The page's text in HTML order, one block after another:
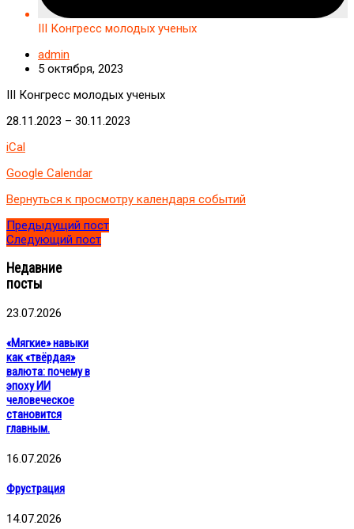
III Конгресс молодых ученых
admin
5 октября, 2023
III Конгресс молодых ученых
28.11.2023 – 30.11.2023
iCal
Google Calendar
Вернуться к просмотру календаря событий
Предыдущий пост
Следующий пост
Недавние
посты
23.07.2026
«Мягкие» навыки
как «твёрдая»
валюта: почему в
эпоху ИИ
человеческое
становится
главным.
16.07.2026
Фрустрация
14.07.2026